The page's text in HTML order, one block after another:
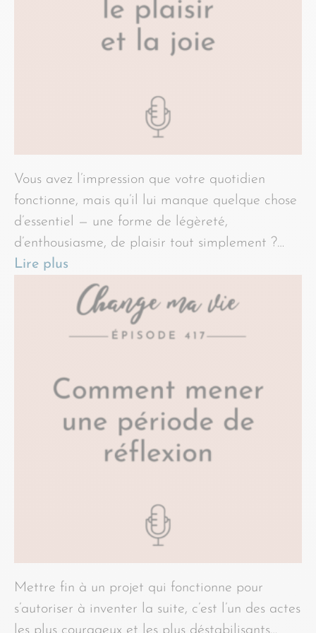
Vous avez l’impression que votre quotidien
fonctionne, mais qu’il lui manque quelque chose
d’essentiel — une forme de légèreté,
d’enthousiasme, de plaisir tout simplement ?…
Lire plus
Mettre fin à un projet qui fonctionne pour
s’autoriser à inventer la suite, c’est l’un des actes
les plus courageux et les plus déstabilisants…